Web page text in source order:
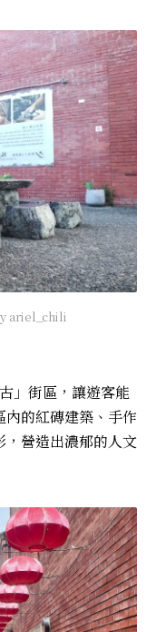
ariel_chili
」街區，讓遊客能
的紅磚建築、手作
，營造出濃郁的人文